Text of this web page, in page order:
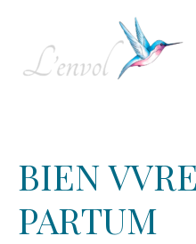
BIEN
PARTUM